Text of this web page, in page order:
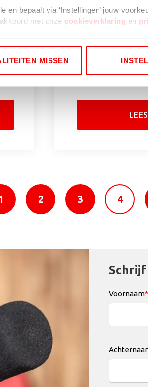
en bepaalt via ‘Instellingen’ jouw
met onze cookieverklaring en
MISSEN
9 augustus 2023
2 3 4
Voornaam*